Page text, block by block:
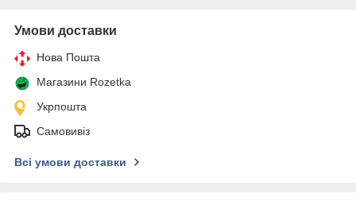
Умови доставки
Нова Пошта
Магазини Rozetka
Укрпошта
Самовивіз
Всі умови доставки